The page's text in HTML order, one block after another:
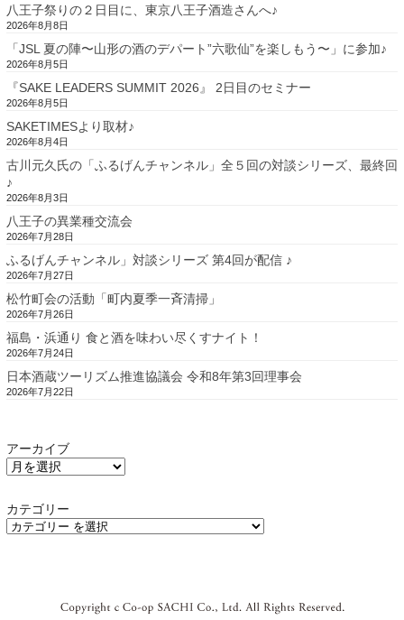
八王子祭りの２日目に、東京八王子酒造さんへ♪
2026年8月8日
「JSL 夏の陣〜山形の酒のデパート”六歌仙”を楽しもう〜」に参加♪
2026年8月5日
『SAKE LEADERS SUMMIT 2026』 2日目のセミナー
2026年8月5日
SAKETIMESより取材♪
2026年8月4日
古川元久氏の「ふるげんチャンネル」全５回の対談シリーズ、最終回
♪
2026年8月3日
八王子の異業種交流会
2026年7月28日
ふるげんチャンネル」対談シリーズ 第4回が配信 ♪
2026年7月27日
松竹町会の活動「町内夏季一斉清掃」
2026年7月26日
福島・浜通り 食と酒を味わい尽くすナイト！
2026年7月24日
日本酒蔵ツーリズム推進協議会 令和8年第3回理事会
2026年7月22日
アーカイブ
カテゴリー